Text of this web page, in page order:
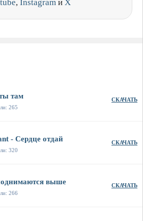
, Instagram и X
там
265
СКАЧАТЬ
- Сердце отдай
320
СКАЧАТЬ
выше
266
СКАЧАТЬ